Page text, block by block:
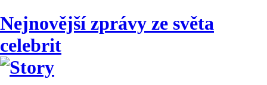
Nejnovější zprávy ze světa
celebrit